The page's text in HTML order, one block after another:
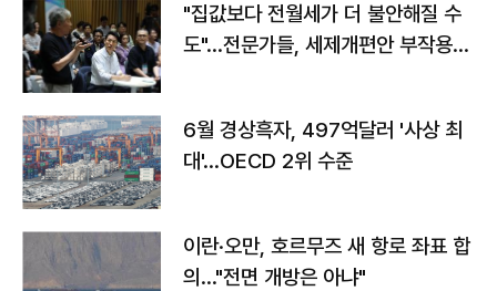
"집값보다 전월세가 더 불안해질 수
도"…전문가들, 세제개편안 부작용
6월 경상흑자, 497억달러 '사상 최
대'…OECD 2위 수준
이란·오만, 호르무즈 새 항로 좌표 합
의…"전면 개방은 아냐"